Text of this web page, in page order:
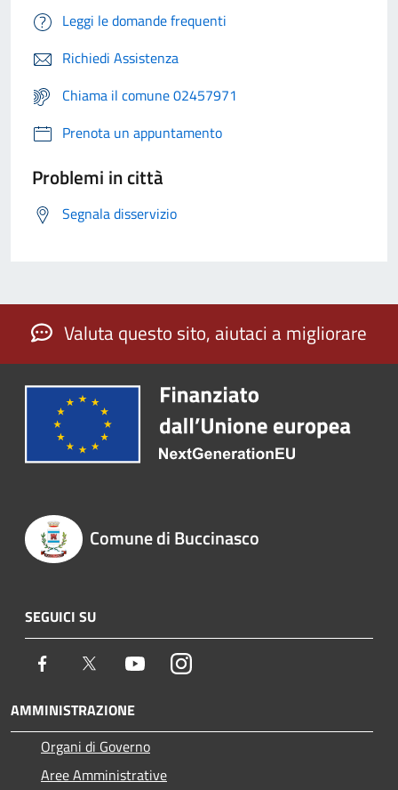
Leggi le domande frequenti
Richiedi Assistenza
Chiama il comune 02457971
Prenota un appuntamento
Problemi in città
Segnala disservizio
Valuta questo sito, aiutaci a migliorare
Comune di Buccinasco
SEGUICI SU
Facebook Twitter YoutubeInstagram
AMMINISTRAZIONE
Organi di Governo
Aree Amministrative